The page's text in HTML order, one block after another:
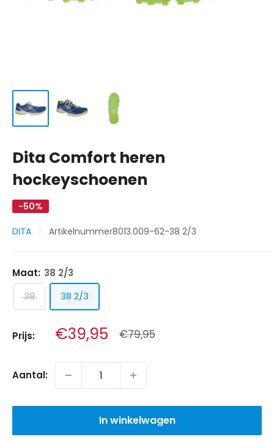
Dita Comfort heren
hockeyschoenen
-50%
DITA Artikelnummer8013.009-62-38 2/3
Maat: 38 2/3
38
38 2/3
Prijs: Aanbiedingsprijs
€39,95 Normale
€79,95
Aantal:
In winkelwagen